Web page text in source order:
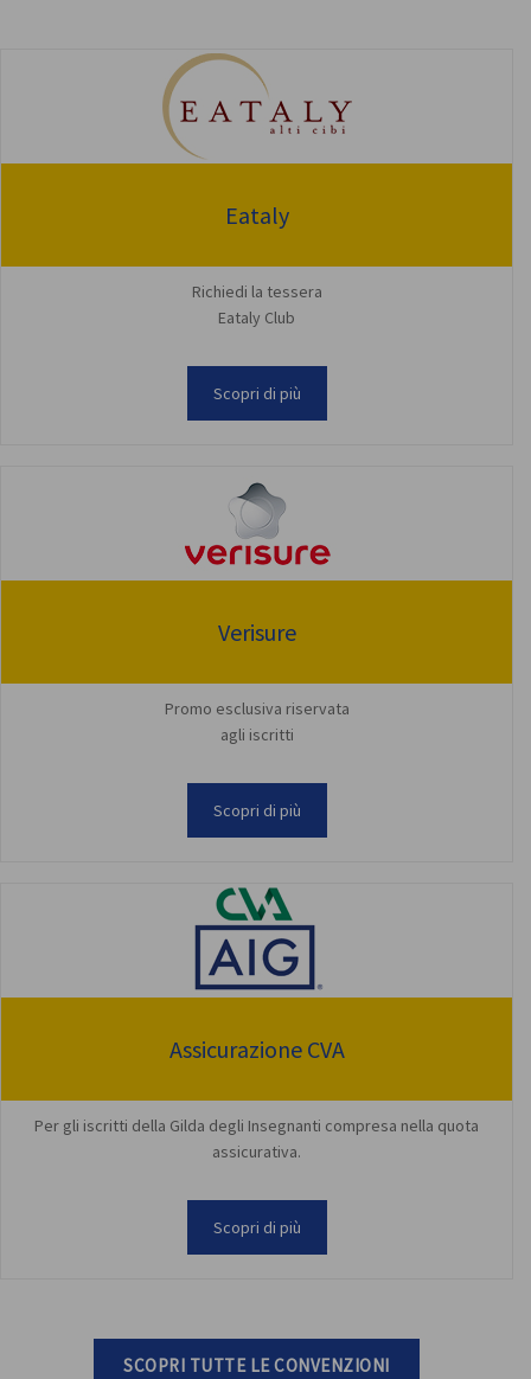
Eataly
Richiedi la tessera
Eataly Club
Scopri di più
Verisure
Promo esclusiva riservata
agli iscritti
Scopri di più
Assicurazione CVA
Per gli iscritti della Gilda degli Insegnanti compresa nella quota
assicurativa.
Scopri di più
SCOPRI TUTTE LE CONVENZIONI